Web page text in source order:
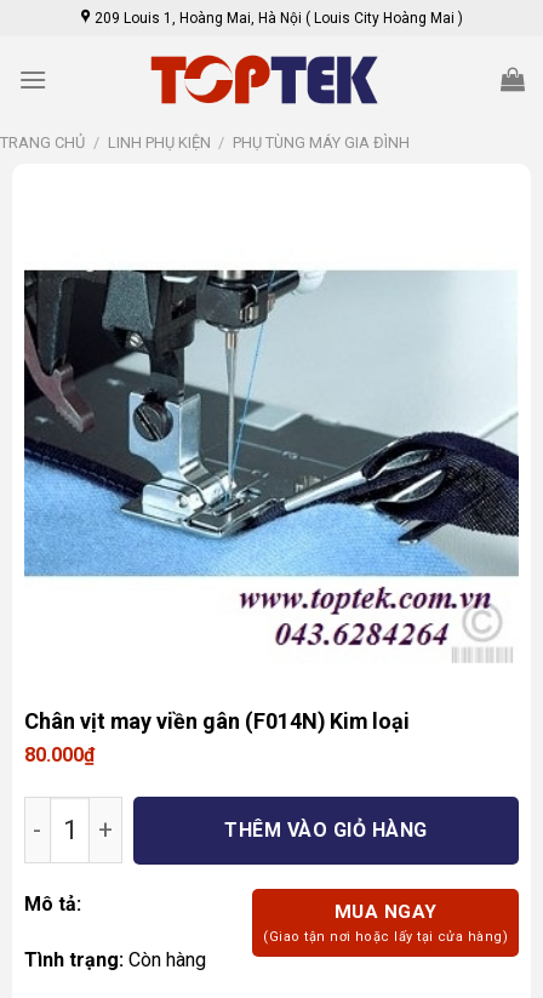
content
209 Louis 1, Hoàng Mai, Hà Nội ( Louis City Hoàng Mai )
TRANG CHỦ / LINH PHỤ KIỆN / PHỤ TÙNG MÁY GIA ĐÌNH
Chân vịt may viền gân (F014N) Kim loại
80.000₫
Chân vịt may viền gân (F014N) Kim loại số
THÊM VÀO GIỎ HÀNG
MUA NGAY
(Giao tận nơi hoặc lấy tại cửa hàng)
Mô tả:
Tình trạng:Còn hàng